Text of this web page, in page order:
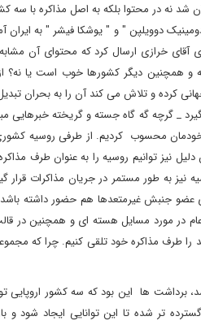
شد نه در محتوا بلکه به اصل مذاکره با
دوویلپن " و " یوشکا فیشر " به ایران
آقای خرازی ارسال کرد که محتوای آن
و همچنین دیگر کشورها خوب است یا نه؟
کرده و تلاش می کند آن را به بحران تبدیل
_ گرچه گه گاه جسته و گریخته
محسوب کردیم. از طرفی روسیه
نیز توانیم روسیه را به عنوان طرف
نیز به طور مستمر در جریان مذاکرات
عضو جنبش غیرمتعدها هم حضور داشته
در مورد مسایل هسته ای و همچنین در
را طرف مذاکره خود تلقی کنیم. چرا که
برداشت ها این بود که سه کشور
تر شده تا این توانایی ایجاد شود